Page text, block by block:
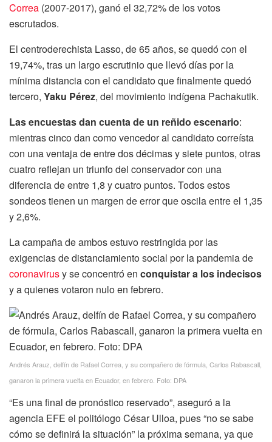
Correa (2007-2017), ganó el 32,72% de los votos
escrutados.
El centroderechista Lasso, de 65 años, se quedó con el
19,74%, tras un largo escrutinio que llevó días por la
mínima distancia con el candidato que finalmente quedó
tercero, Yaku Pérez, del movimiento indígena Pachakutik.
Las encuestas dan cuenta de un reñido escenario:
mientras cinco dan como vencedor al candidato correísta
con una ventaja de entre dos décimas y siete puntos, otras
cuatro reflejan un triunfo del conservador con una
diferencia de entre 1,8 y cuatro puntos. Todos estos
sondeos tienen un margen de error que oscila entre el 1,35
y 2,6%.
La campaña de ambos estuvo restringida por las
exigencias de distanciamiento social por la pandemia de
coronavirusy se concentró en conquistar a los indecisos
y a quienes votaron nulo en febrero.
Andrés Arauz, delfín de Rafael Correa, y su compañero de fórmula, Carlos Rabascall,
ganaron la primera vuelta en Ecuador, en febrero. Foto: DPA
“Es una final de pronóstico reservado”, aseguró a la
agencia EFE el politólogo César Ulloa, pues “no se sabe
cómo se definirá la situación” la próxima semana, ya que